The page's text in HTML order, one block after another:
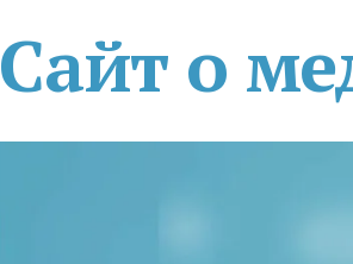
Сайт о